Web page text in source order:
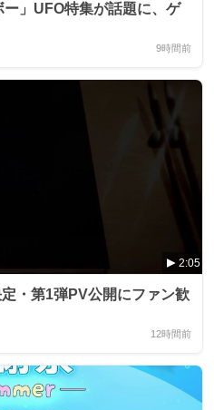
ー」UFO特集が話題に、ゲ
9時間前
2:05
・第1弾PV公開にファン歓
12時間前